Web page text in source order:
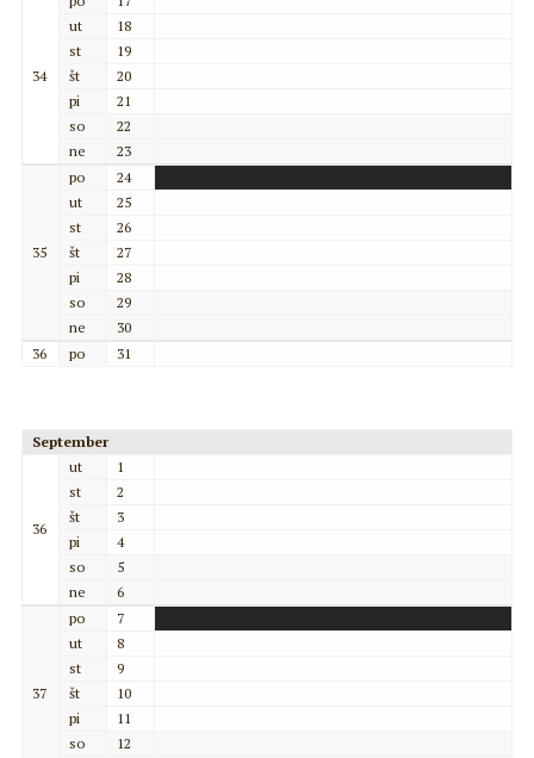
34
ut
18
st
19
št
20
pi
21
so
22
ne
23
35
po
24
ut
25
st
26
št
27
pi
28
so
29
ne
30
36
po 31
September
36
ut
1
st
2
št
3
pi
4
so
5
ne
6
37
po
7
ut
8
st
9
št
10
pi
11
so
12